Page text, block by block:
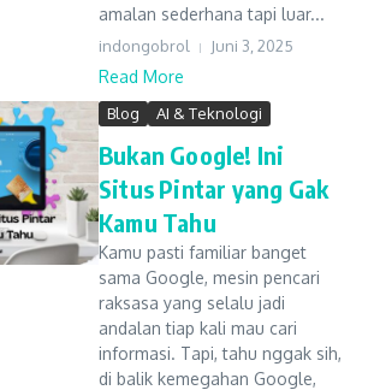
amalan sederhana tapi luar...
indongobrol Juni 3, 2025
Read More
Blog AI & Teknologi
Bukan Google! Ini
Situs Pintar yang Gak
Kamu Tahu
Kamu pasti familiar banget
sama Google, mesin pencari
raksasa yang selalu jadi
andalan tiap kali mau cari
informasi. Tapi, tahu nggak sih,
di balik kemegahan Google,